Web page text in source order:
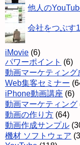
他人の
会社をつぶす
iMovie (6)
パワーポイント (6)
動画マーケティング
Web集客セミナー
iPhone動画講座 (6)
動画マーケティング
動画の作り方 (64)
動画作成サンプル
機材 ソフトウェア